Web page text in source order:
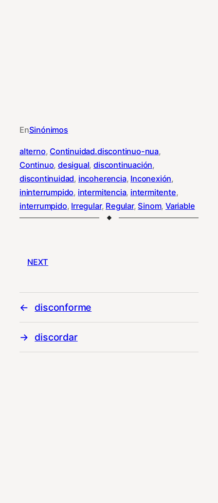
EnSinónimos
alterno, Continuidad.discontinuo-nua
Continuo, desigual, discontinuación
discontinuidad, incoherencia, Inconexión
ininterrumpido, intermitencia, intermitente
interrumpido, Irregular, Regular, Sinom, Variable
NEXT
disconforme
discordar